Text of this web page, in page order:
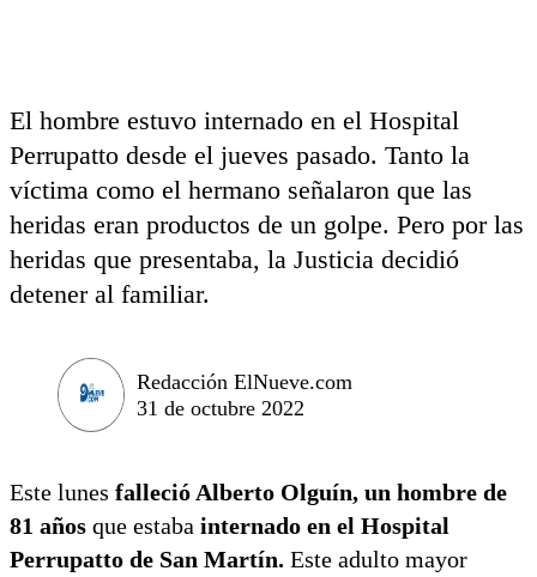
El hombre estuvo internado en el Hospital
Perrupatto desde el jueves pasado. Tanto la
víctima como el hermano señalaron que las
heridas eran productos de un golpe. Pero por las
heridas que presentaba, la Justicia decidió
detener al familiar.
Redacción ElNueve.com
31 de octubre 2022
Este lunes falleció Alberto Olguín, un hombre de
81 años que estaba internado en el Hospital
Perrupatto de San Martín. Este adulto mayor